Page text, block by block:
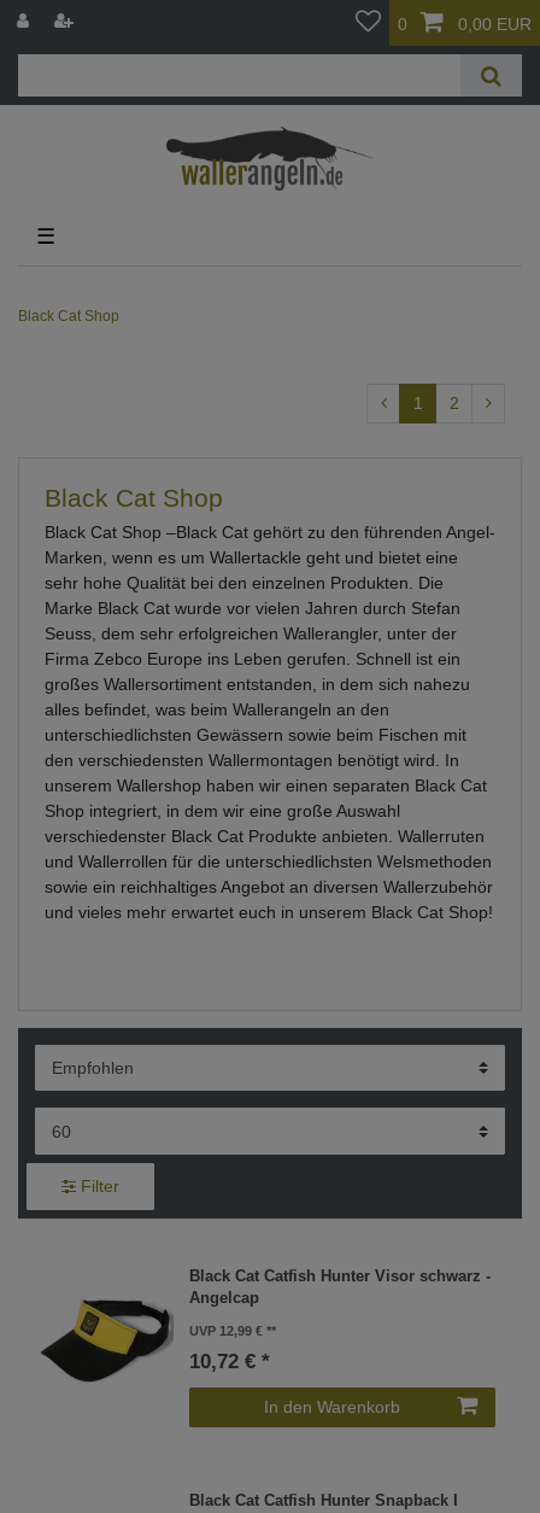
0 0,00 EUR
☰
Black Cat Shop
1 2
Black Cat Shop
Black Cat Shop –Black Cat gehört zu den führenden Angel-
Marken, wenn es um Wallertackle geht und bietet eine
sehr hohe Qualität bei den einzelnen Produkten. Die
Marke Black Cat wurde vor vielen Jahren durch Stefan
Seuss, dem sehr erfolgreichen Wallerangler, unter der
Firma Zebco Europe ins Leben gerufen. Schnell ist ein
großes Wallersortiment entstanden, in dem sich nahezu
alles befindet, was beim Wallerangeln an den
unterschiedlichsten Gewässern sowie beim Fischen mit
den verschiedensten Wallermontagen benötigt wird. In
unserem Wallershop haben wir einen separaten Black Cat
Shop integriert, in dem wir eine große Auswahl
verschiedenster Black Cat Produkte anbieten. Wallerruten
und Wallerrollen für die unterschiedlichsten Welsmethoden
sowie ein reichhaltiges Angebot an diversen Wallerzubehör
und vieles mehr erwartet euch in unserem Black Cat Shop!
Filter
Black Cat Catfish Hunter Visor schwarz -
Angelcap
UVP 12,99 €
10,72 € *
In den Warenkorb
Black Cat Catfish Hunter Snapback I